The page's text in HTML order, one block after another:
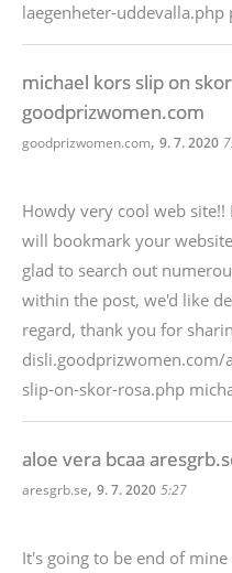
laegenheter-
michael kors slip on
goodprizwomen.com
goodprizwomen.com, 9. 7. 2020
Howdy very cool web
will bookmark your
glad to search out
within the post, we'd like
regard, thank you for
slip-on-skor-rosa.php
aloe vera bcaa
aresgrb.se, 9. 7. 2020 5:27
It's going to be end of